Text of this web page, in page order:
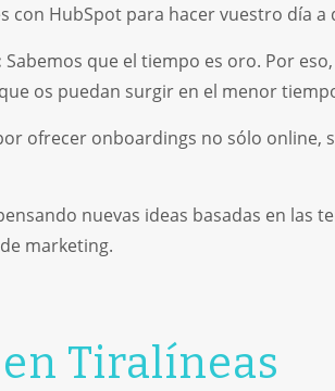
HubSpot para hacer vuestro día a
Sabemos que el tiempo es oro. Por
os puedan surgir en el menor
ofrecer onboardings no sólo online,
nuevas ideas basadas en
marketing.
Tiralíneas